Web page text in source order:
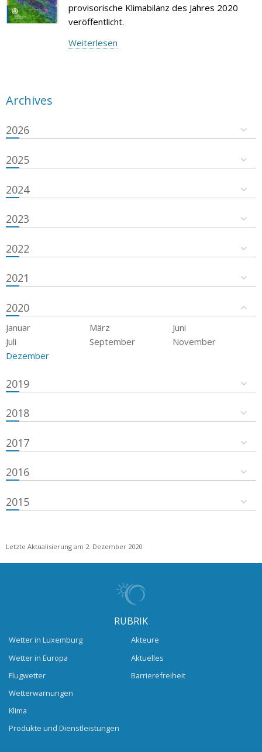
provisorische Klimabilanz des Jahres 2020
veröffentlicht.
Weiterlesen
Archives
2026
2025
2024
2023
2022
2021
2020
Januar März
Juni
Juli
September
November
Dezember
2019
2018
2017
2016
2015
Letzte Aktualisierung am 2. Dezember 2020
RUBRIK
Wetter in Luxemburg
Wetter in Europa
Flugwetter
Wetterwarnungen
Klima
Produkte und Dienstleistungen
Akteure
Aktuelles
Barrierefreiheit